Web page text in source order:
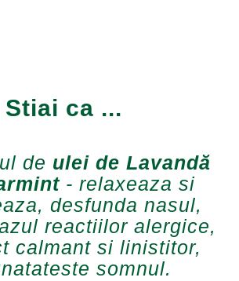
Stiai ca ...
de ulei de Lavandă
- relaxeaza si
desfunda nasul,
reactiilor alergice,
calmant si linistitor,
somnul.